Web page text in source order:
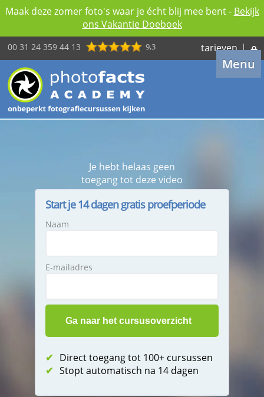
Maak deze zomer foto's waar je écht blij mee bent - Bekijk
ons Vakantie Doeboek
00 31 24 359 44 13 9,3 tarieven |
Menu
Je hebt helaas geen
toegang tot deze video
Start je 14 dagen gratis proefperiode
Naam
E-mailadres
✔ Direct toegang tot 100+ cursussen
✔ Stopt automatisch na 14 dagen